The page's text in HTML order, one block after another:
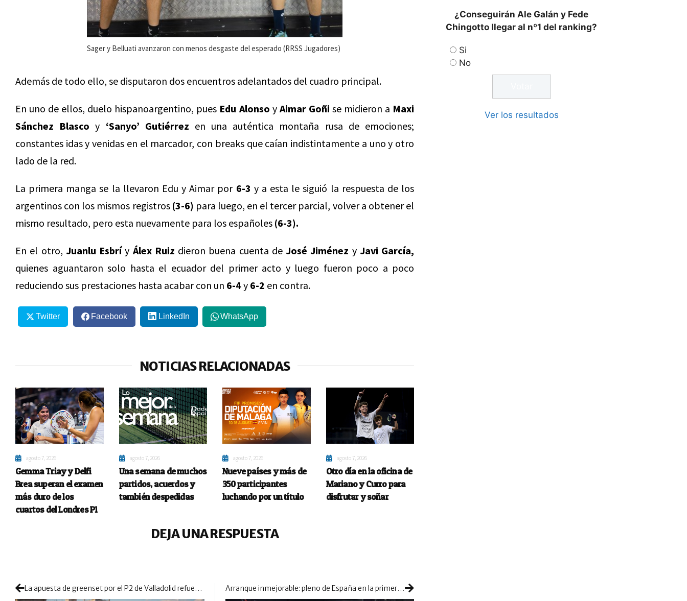
Sager y Belluati avanzaron con menos desgaste del esperado (RRSS Jugadores)
Además de todo ello, se disputaron dos encuentros adelantados del cuadro principal.
En uno de ellos, duelo hispanoargentino, pues Edu Alonso y Aimar Goñi se midieron a Maxi
Sánchez Blasco y ‘Sanyo’ Gutiérrez en una auténtica montaña rusa de emociones;
constantes idas y venidas en el marcador, con breaks que caían indistintamente a uno y otro
lado de la red.
La primera manga se la llevaron Edu y Aimar por 6-3 y a esta le siguió la respuesta de los
argentinos con los mismos registros (3-6) para luego, en el tercer parcial, volver a obtener el
mismo resultado, pero esta nuevamente para los españoles (6-3).
En el otro, Juanlu Esbríy Álex Ruiz dieron buena cuenta deJosé Jiménez y Javi García,
quienes aguantaron solo hasta el ecuador del primer acto y luego fueron poco a poco
reduciendo sus prestaciones hasta acabar con un 6-4y 6-2 en contra.
Twitter Facebook LinkedIn WhatsApp
NOTICIAS RELACIONADAS
agosto 7, 2026
Gemma Triay y Delfi
Brea superan el examen
más duro de los
cuartos del Londres P1
agosto 7, 2026
Una semana de muchos
partidos, acuerdos y
también despedidas
agosto 7, 2026
Nueve países y más de
350 participantes
luchando por un título
agosto 7, 2026
Otro día en la oficina de
Mariano y Curro para
disfrutar y soñar
DEJA UNA RESPUESTA
La apuesta de greenset por el P2 de Valladolid refuerza una edición histórica Arranque inmejorable: pleno de España en la primera jornada del Europeo Junior
¿Conseguirán Ale Galán y Fede
Chingotto llegar al nº1 del ranking?
Si
No
Ver los resultados